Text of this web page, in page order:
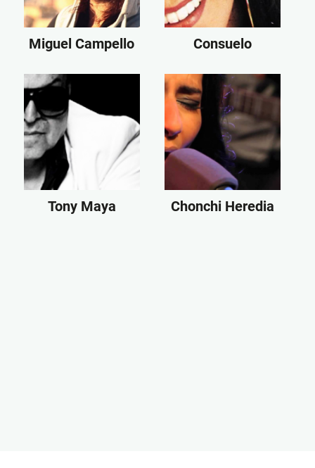
Miguel Campello Consuelo
Tony Maya Chonchi Heredia